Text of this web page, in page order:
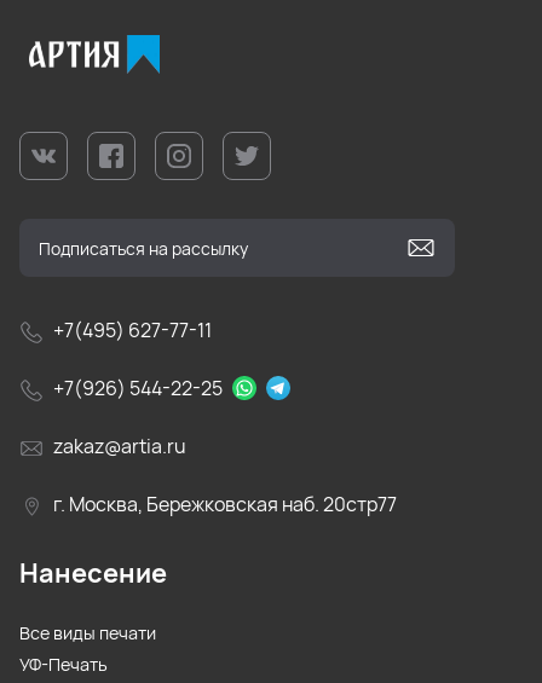
+7(495) 627-77-11
+7(926) 544-22-25
zakaz@artia.ru
г. Москва, Бережковская наб. 20стр77
Нанесение
Все виды печати
УФ-Печать